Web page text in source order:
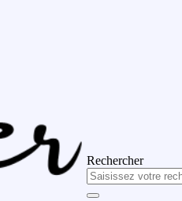
Rechercher